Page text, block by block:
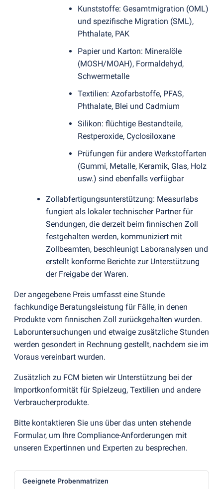
Kunststoffe: Gesamtmigration (OML)
und spezifische Migration (SML),
Phthalate, PAK
Papier und Karton: Mineralöle
(MOSH/MOAH), Formaldehyd,
Schwermetalle
Textilien: Azofarbstoffe, PFAS,
Phthalate, Blei und Cadmium
Silikon: flüchtige Bestandteile,
Restperoxide, Cyclosiloxane
Prüfungen für andere Werkstoffarten
(Gummi, Metalle, Keramik, Glas, Holz
usw.) sind ebenfalls verfügbar
Zollabfertigungsunterstützung: Measurlabs
fungiert als lokaler technischer Partner für
Sendungen, die derzeit beim finnischen Zoll
festgehalten werden, kommuniziert mit
Zollbeamten, beschleunigt Laboranalysen und
erstellt konforme Berichte zur Unterstützung
der Freigabe der Waren.
Der angegebene Preis umfasst eine Stunde
fachkundige Beratungsleistung für Fälle, in denen
Produkte vom finnischen Zoll zurückgehalten wurden.
Laboruntersuchungen und etwaige zusätzliche Stunden
werden gesondert in Rechnung gestellt, nachdem sie im
Voraus vereinbart wurden.
Zusätzlich zu FCM bieten wir Unterstützung bei der
Importkonformität für Spielzeug, Textilien und andere
Verbraucherprodukte.
Bitte kontaktieren Sie uns über das unten stehende
Formular, um Ihre Compliance-Anforderungen mit
unseren Expertinnen und Experten zu besprechen.
Geeignete Probenmatrizen